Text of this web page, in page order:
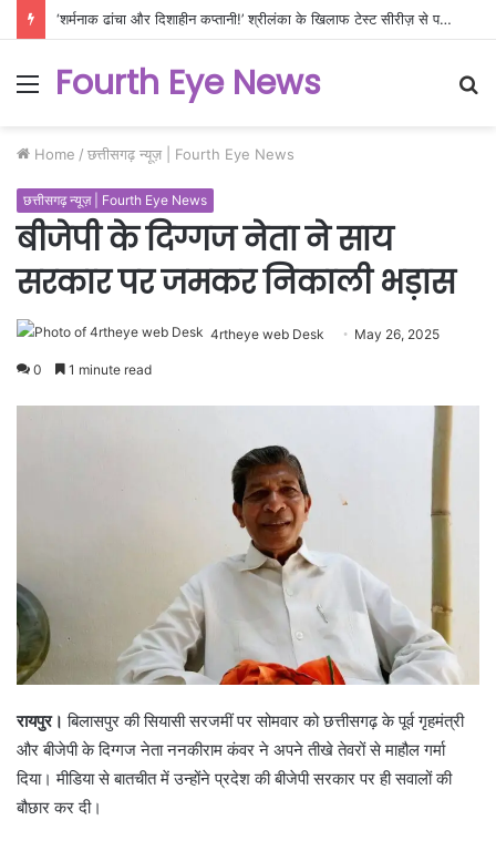
‘शर्मनाक ढांचा और दिशाहीन कप्तानी!’ श्रीलंका के खिलाफ टेस्ट सीरीज़ से पहले फिर खुली भारतीय टीम की पोल, क्या ऐसे बनेगा WTC चैंपियन?
Menu
Fourth Eye News
Home / छत्तीसगढ़ न्यूज़ | Fourth Eye News
छत्तीसगढ़ न्यूज़ | Fourth Eye News
बीजेपी के दिग्गज नेता ने साय
सरकार पर जमकर निकाली भड़ास
4rtheye web Desk May 26, 2025
0 1 minute read
रायपुर। बिलासपुर की सियासी सरजमीं पर सोमवार को छत्तीसगढ़ के पूर्व गृहमंत्री
और बीजेपी के दिग्गज नेता ननकीराम कंवर ने अपने तीखे तेवरों से माहौल गर्मा
दिया। मीडिया से बातचीत में उन्होंने प्रदेश की बीजेपी सरकार पर ही सवालों की
बौछार कर दी।